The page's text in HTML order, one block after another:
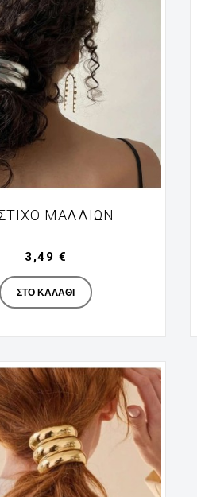
ΜΑΛΛΙΏΝ
Manufacturer
3,49 €
ΣΤΟ ΚΑΛΆΘΙ